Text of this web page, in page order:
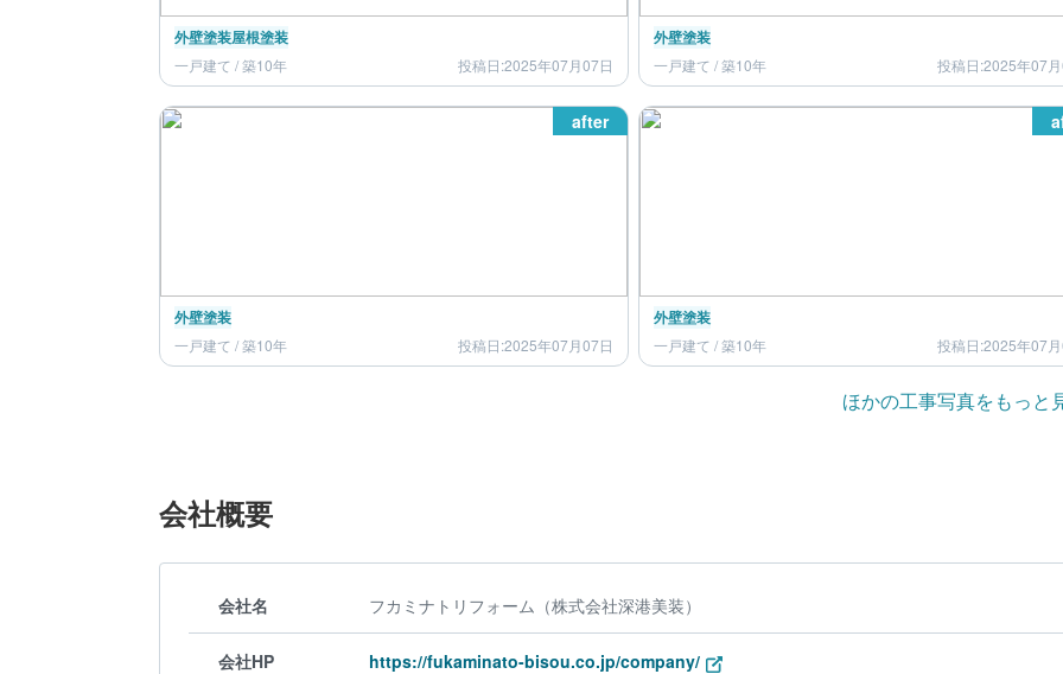
外壁塗装屋根塗装
一戸建て / 築10年 投稿日:2025年07月07日
外壁塗装
一戸建て / 築10年 投稿日:2025年07
after
外壁塗装
一戸建て / 築10年 投稿日:2025年07月07日
外壁塗装
一戸建て / 築10年 投稿日:2025年07
ほかの工事写真をもっと
会社概要
会社名 フカミナトリフォーム（株式会社深港美装）
会社HP https://fukaminato-bisou.co.jp/company/